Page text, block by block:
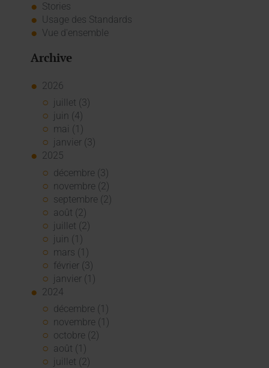
Stories
Usage des Standards
Vue d'ensemble
Archive
2026
juillet (3)
juin (4)
mai (1)
janvier (3)
2025
décembre (3)
novembre (2)
septembre (2)
août (2)
juillet (2)
juin (1)
mars (1)
février (3)
janvier (1)
2024
décembre (1)
novembre (1)
octobre (2)
août (1)
juillet (2)